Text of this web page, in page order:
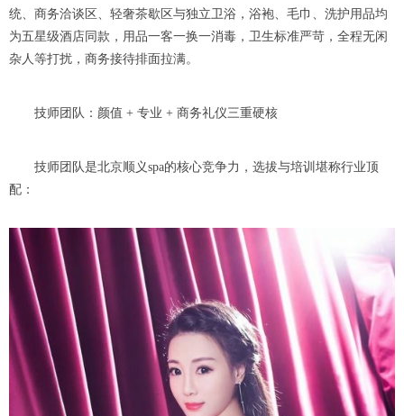
统、商务洽谈区、轻奢茶歇区与独立卫浴，浴袍、毛巾、洗护用品均
为五星级酒店同款，用品一客一换一消毒，卫生标准严苛，全程无闲
杂人等打扰，商务接待排面拉满。
技师团队：颜值 + 专业 + 商务礼仪三重硬核
技师团队是北京顺义spa的核心竞争力，选拔与培训堪称行业顶
配：